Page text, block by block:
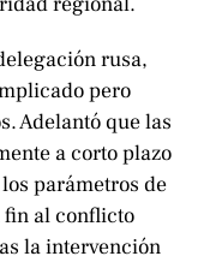
rusa,
pero
Adelantó que las
a corto plazo
parámetros de
fin al conflicto
la intervención